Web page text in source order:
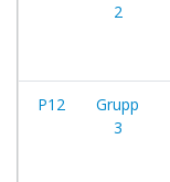
2
P12
Grupp
3